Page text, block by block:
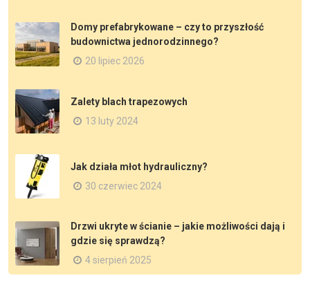
Domy prefabrykowane – czy to przyszłość
budownictwa jednorodzinnego?
20 lipiec 2026
Zalety blach trapezowych
13 luty 2024
Jak działa młot hydrauliczny?
30 czerwiec 2024
Drzwi ukryte w ścianie – jakie możliwości dają i
gdzie się sprawdzą?
4 sierpień 2025